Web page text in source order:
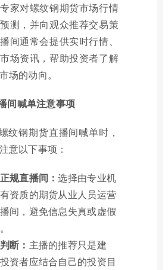
家对螺纹钢期货市场行情
测，并向观众推荐交易策
间通常会提供实时行情、
场资讯，帮助投资者了解
场的动向。
间喊单注意事项
纹钢期货直播间喊单时，
意以下事项：
规直播间：选择由专业机
资质的期货从业人员运营
间，避免信息失真或虚假
断： 主播的推荐只是建
资者应结合自己的投资目